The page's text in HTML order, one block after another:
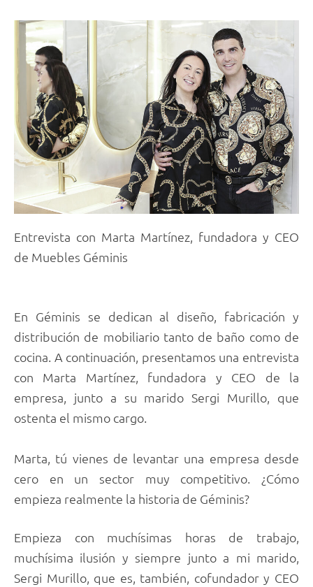
Entrevista con Marta Martínez, fundadora y CEO
de Muebles Géminis
En Géminis se dedican al diseño, fabricación y
distribución de mobiliario tanto de baño como de
cocina. A continuación, presentamos una entrevista
con Marta Martínez, fundadora y CEO de la
empresa, junto a su marido Sergi Murillo, que
ostenta el mismo cargo.
Marta, tú vienes de levantar una empresa desde
cero en un sector muy competitivo. ¿Cómo
empieza realmente la historia de Géminis?
Empieza con muchísimas horas de trabajo,
muchísima ilusión y siempre junto a mi marido,
Sergi Murillo, que es, también, cofundador y CEO